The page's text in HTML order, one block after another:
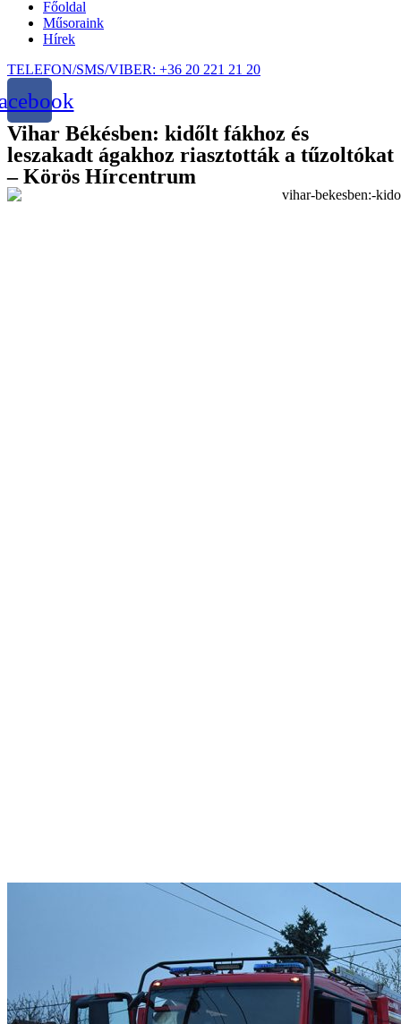
Főoldal
Műsoraink
Hírek
TELEFON/SMS/VIBER: +36 20 221 21 20
Vihar Békésben: kidőlt fákhoz és
leszakadt ágakhoz riasztották a tűzoltókat
– Körös Hírcentrum